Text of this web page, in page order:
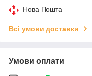
Нова Пошта
Всі умови доставки
Умови оплати